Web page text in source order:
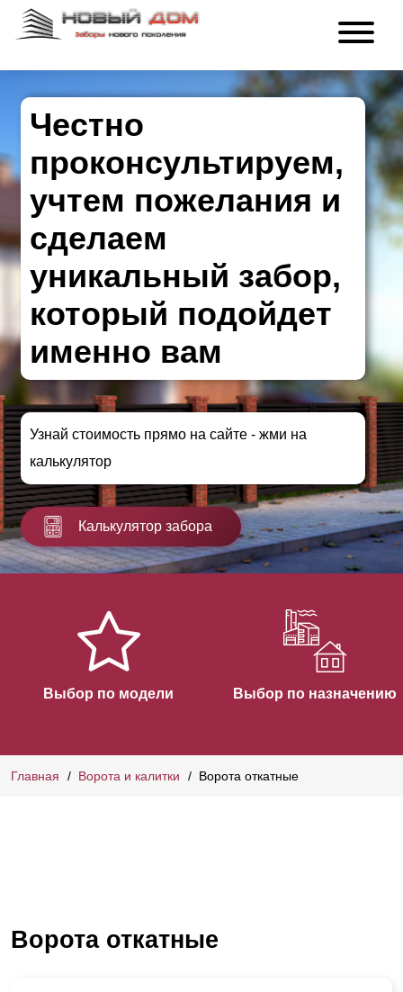
Честно
проконсультируем,
учтем пожелания и
сделаем
уникальный забор,
который подойдет
именно вам
Узнай стоимость прямо на сайте - жми на
калькулятор
Калькулятор забора
Выбор по модели Выбор по назначению
Главная Ворота и калитки Ворота откатные
Ворота откатные